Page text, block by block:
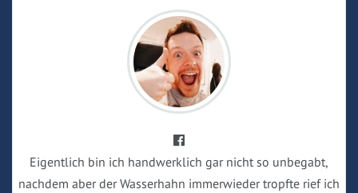
Eigentlich bin ich handwerklich gar nicht so unbegabt,
nachdem aber der Wasserhahn immerwieder tropfte rief ich